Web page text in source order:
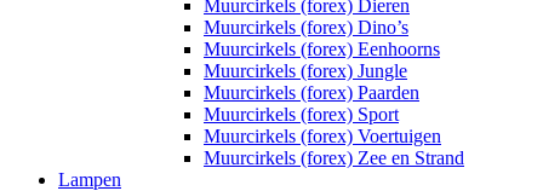
Muurcirkels (forex) Dieren
Muurcirkels (forex) Dino’s
Muurcirkels (forex) Eenhoorns
Muurcirkels (forex) Jungle
Muurcirkels (forex) Paarden
Muurcirkels (forex) Sport
Muurcirkels (forex) Voertuigen
Muurcirkels (forex) Zee en Strand
Lampen